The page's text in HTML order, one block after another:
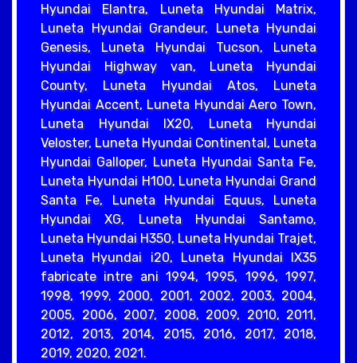
Hyundai Elantra, Luneta Hyundai Matrix,
Luneta Hyundai Grandeur, Luneta Hyundai
Genesis, Luneta Hyundai Tucson, Luneta
Hyundai Highway van, Luneta Hyundai
County, Luneta Hyundai Atos, Luneta
Hyundai Accent, Luneta Hyundai Aero Town,
Luneta Hyundai IX20, Luneta Hyundai
Veloster, Luneta Hyundai Continental, Luneta
Hyundai Galloper, Luneta Hyundai Santa Fe,
Luneta Hyundai H100, Luneta Hyundai Grand
Santa Fe, Luneta Hyundai Equus, Luneta
Hyundai XG, Luneta Hyundai Santamo,
Luneta Hyundai H350, Luneta Hyundai Trajet,
Luneta Hyundai i20, Luneta Hyundai IX35
fabricate intre ani 1994, 1995, 1996, 1997,
1998, 1999, 2000, 2001, 2002, 2003, 2004,
2005, 2006, 2007, 2008, 2009, 2010, 2011,
2012, 2013, 2014, 2015, 2016, 2017, 2018,
2019, 2020, 2021.